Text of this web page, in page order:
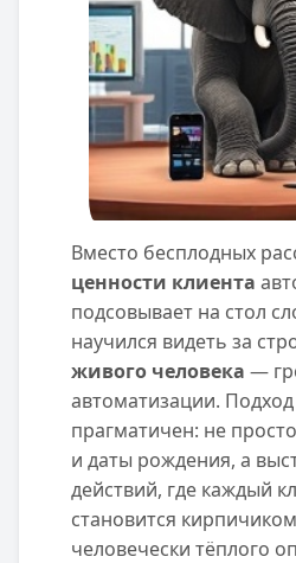
Вместо бесплодных
ценности клиента
подсовывает на стол
научился видеть за
живого человека —
автоматизации.
прагматичен: не
и даты рождения, а
действий, где каждый
становится
человечески тёплого